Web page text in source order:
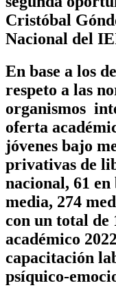
Cristóbal
Nacional del
En base a los
respeto a las
organismos
oferta
jóvenes bajo
privativas de
nacional, 61
media, 274
con un total de
académico
capacitación
psíquico-